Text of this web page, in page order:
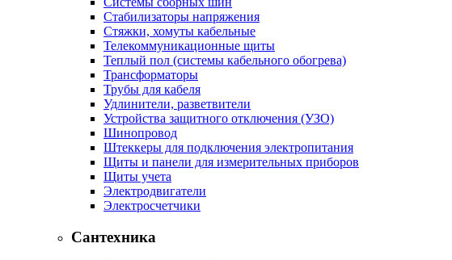
Стабилизаторы напряжения
Стяжки, хомуты кабельные
Телекоммуникационные щиты
Теплый пол (системы кабельного обогрева)
Трансформаторы
Трубы для кабеля
Удлинители, разветвители
Устройства защитного отключения (УЗО)
Шинопровод
Штеккеры для подключения электропитания
Щиты и панели для измерительных приборов
Щиты учета
Электродвигатели
Электросчетчики
Сантехника